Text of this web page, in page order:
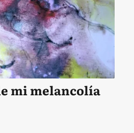
mi melancolía